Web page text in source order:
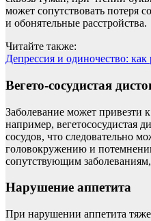
может сопутствовать потеря
и обонятельные расстройства.
Читайте также:
Депрессия и одиночество: как
Вегето-сосудистая
Заболевание может привезти
например, вегетососудистая
сосудов, что следовательно
головокружению и
сопутствующим
Нарушение аппетита
При нарушении аппетита